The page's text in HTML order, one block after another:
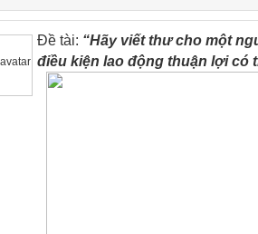
Đề tài: “Hãy viết thư cho một
điều kiện lao động thuận lợi có